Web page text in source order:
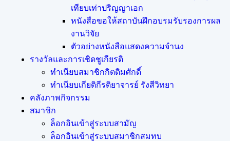
เทียบเท่าปริญญาเอก
หนังสือขอให้สถาบันฝึกอบรมรับรองการผล
งานวิจัย
ตัวอย่างหนังสือแสดงความจำนง
รางวัลและการเชิดชูเกียรติ
ทำเนียบสมาชิกกิตติมศักดิ์
ทำเนียบเกียติกีรติยาจารย์ รังสีวิทยา
คลังภาพกิจกรรม
สมาชิก
ล็อกอินเข้าสู่ระบบสามัญ
ล็อกอินเข้าสู่ระบบสมาชิกสมทบ